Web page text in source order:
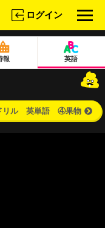
ログイン
報 英語
リル 英単語 ④果物